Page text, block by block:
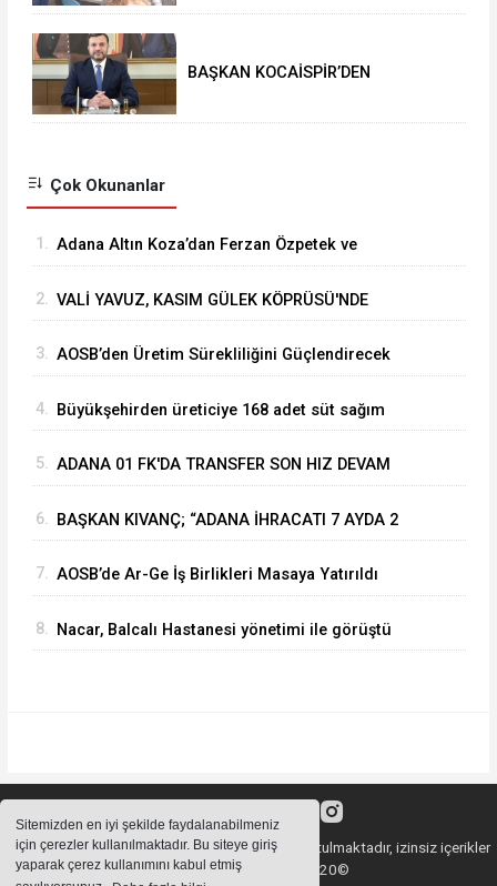
Sitemizden en iyi şekilde faydalanabilmeniz
için çerezler kullanılmaktadır. Bu siteye giriş
yaparak çerez kullanımını kabul etmiş
BAŞKAN KOCAİSPİR’DEN
Çok Okunanlar
1. Adana Altın Koza’dan Ferzan Özpetek ve
2. VALİ YAVUZ, KASIM GÜLEK KÖPRÜSÜ'NDE
3. ⁠AOSB’den Üretim Sürekliliğini Güçlendirecek
4. Büyükşehirden üreticiye 168 adet süt sağım
5. ADANA 01 FK'DA TRANSFER SON HIZ DEVAM
6. BAŞKAN KIVANÇ; “ADANA İHRACATI 7 AYDA 2
7. AOSB’de Ar-Ge İş Birlikleri Masaya Yatırıldı
8. Nacar, Balcalı Hastanesi yönetimi ile görüştü
Sitemizde bulunan içeriklerin tüm hakları saklı tutulmaktadır, izinsiz içerikler
kullanılamaz. Copyright 2020©